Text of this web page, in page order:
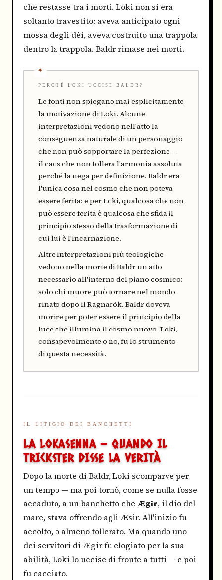
che restasse tra i morti. Loki non si era
soltanto travestito: aveva anticipato ogni
mossa degli dèi, aveva costruito una trappola
dentro la trappola. Baldr rimase nei morti.
PERCHÉ LOKI UCCISE BALDR?
Le fonti non spiegano mai esplicitamente
la motivazione di Loki. Alcune
interpretazioni vedono nell'atto la
conseguenza naturale di un personaggio
che non può sopportare la perfezione —
il caos che non tollera l'armonia assoluta
perché la nega per definizione. Baldr era
l'unica cosa nel cosmo che non poteva
essere ferita: e per Loki, qualcosa che non
può essere ferita è qualcosa che sfida il
principio stesso della trasformazione di
cui lui è l'incarnazione.
Altre interpretazioni più teologiche
vedono nella morte di Baldr un atto
necessario all'interno del piano cosmico:
solo chi muore può tornare nel mondo
rinato dopo il Ragnarök. Baldr doveva
morire per poter essere il principio della
luce che illumina il cosmo nuovo. Loki,
consapevolmente o no, fu lo strumento
di questa necessità.
IL LITIGIO DEI BANCHETTI
LA LOKASENNA — QUANDO IL
TRICKSTER DISSE LA VERITÀ
Dopo la morte di Baldr, Loki scomparve per
un tempo — ma poi tornò, come se nulla fosse
accaduto, a un banchetto che Ægir, il dio del
mare, stava offrendo agli Æsir. All'inizio fu
accolto, o almeno tollerato. Ma quando uno
dei servitori di Ægir fu elogiato per la sua
abilità, Loki lo uccise di fronte a tutti — e poi
fu cacciato.